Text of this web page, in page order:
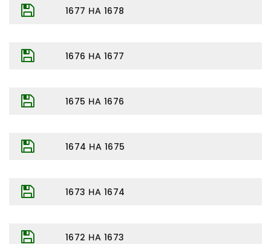
1677 НА 1678
1676 НА 1677
1675 НА 1676
1674 НА 1675
1673 НА 1674
1672 НА 1673